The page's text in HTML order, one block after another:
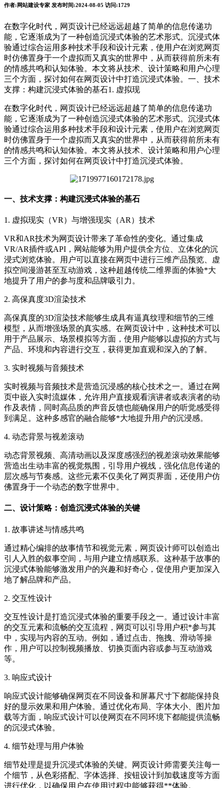
作者:网站建设专家 发布时间:2024-08-05 访问:1729
在数字化时代，网页设计已经远远超越了简单的信息传递功
能，它逐渐成为了一种创造沉浸式体验的艺术形式。沉浸式体
验通过综合运用多种技术手段和设计元素，使用户在浏览网页
时仿佛置身于一个虚拟而又真实的世界中，从而获得前所未有
的情感共鸣和认知体验。本文将从技术、设计策略和用户心理
三个方面，探讨如何在网页设计中打造沉浸式体验。一、技术
支撑：构建沉浸式体验的基石1. 虚拟现
在数字化时代，网页设计已经远远超越了简单的信息传递功
能，它逐渐成为了一种创造沉浸式体验的艺术形式。沉浸式体
验通过综合运用多种技术手段和设计元素，使用户在浏览网页
时仿佛置身于一个虚拟而又真实的世界中，从而获得前所未有
的情感共鸣和认知体验。本文将从技术、设计策略和用户心理
三个方面，探讨如何在网页设计中打造沉浸式体验。
一、技术支撑：构建沉浸式体验的基石
1. 虚拟现实（VR）与增强现实（AR）技术
VR和AR技术为网页设计带来了革命性的变化。通过集成
VR/AR插件或API，网站能够为用户提供全方位、立体化的沉
浸式浏览体验。用户可以直接在网页中进行三维产品预览、虚
拟空间漫游甚至互动游戏，这种超越传统二维界面的体验*大
地提升了用户的参与度和品牌吸引力。
2. 高保真度3D渲染技术
高保真度的3D渲染技术能够生成具有逼真纹理和细节的三维
模型，从而增强场景的真实感。在网页设计中，这种技术可以
用于产品展示、场景模拟等方面，使用户能够以虚拟的方式与
产品、环境和内容进行交互，获得更加直观和深入的了解。
3. 实时视频与音频技术
实时视频与音频技术是营造沉浸感的核心技术之一。通过在网
页中嵌入实时流媒体，允许用户直接观看演讲者或表演者的动
作及表情，同时高品质的声音反馈也能确保用户的听觉感受得
到满足。这种多感官的融合能够*大地提升用户的沉浸感。
4. 动态背景与视差滚动
动态背景视频、高清动画以及深度感强烈的视差滚动效果能够
营造出生动丰富的视觉氛围，引导用户视线，强化信息传递的
层次感与节奏感。这些元素不仅美化了网页界面，还使用户仿
佛置身于一个动态的数字世界中。
二、设计策略：创造沉浸式体验的关键
1. 故事讲述与情感共鸣
通过精心编排的故事情节和视觉元素，网页设计师可以创造出
引人入胜的叙事空间，与用户建立情感联系。这种基于故事的
沉浸式体验能够激发用户的兴趣和好奇心，促使用户更加深入
地了解品牌和产品。
2. 交互性设计
交互性设计是打造沉浸式体验的重要手段之一。通过设计丰富
的交互元素和流畅的交互流程，网页可以引导用户积*参与其
中，实现与内容的互动。例如，通过点击、拖拽、滑动等操
作，用户可以控制视频播放、切换页面内容或参与互动游戏
等。
3. 响应式设计
响应式设计能够确保网页在不同设备和屏幕尺寸下都能保持良
好的显示效果和用户体验。通过优化布局、字体大小、图片加
载等方面，响应式设计可以使网页在不同环境下都能提供流畅
的沉浸式体验。
4. 细节处理与用户体验
细节处理是提升沉浸式体验的关键。网页设计师需要关注每一
个细节，从色彩搭配、字体选择、按钮设计到加载速度等方面
进行优化，以确保用户在使用过程中能够获得**体验。